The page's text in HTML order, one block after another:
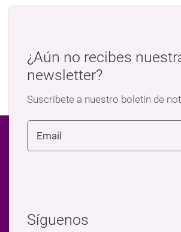
¿Aún no recibes
newsletter?
Suscríbete a nuestro boletín de
Síguenos